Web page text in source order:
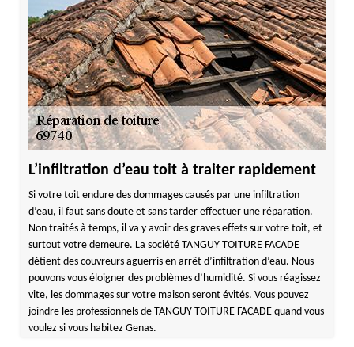
L’infiltration d’eau toit à traiter rapidement
Si votre toit endure des dommages causés par une infiltration
d’eau, il faut sans doute et sans tarder effectuer une réparation.
Non traités à temps, il va y avoir des graves effets sur votre toit, et
surtout votre demeure. La société TANGUY TOITURE FACADE
détient des couvreurs aguerris en arrêt d’infiltration d’eau. Nous
pouvons vous éloigner des problèmes d’humidité. Si vous réagissez
vite, les dommages sur votre maison seront évités. Vous pouvez
joindre les professionnels de TANGUY TOITURE FACADE quand vous
voulez si vous habitez Genas.